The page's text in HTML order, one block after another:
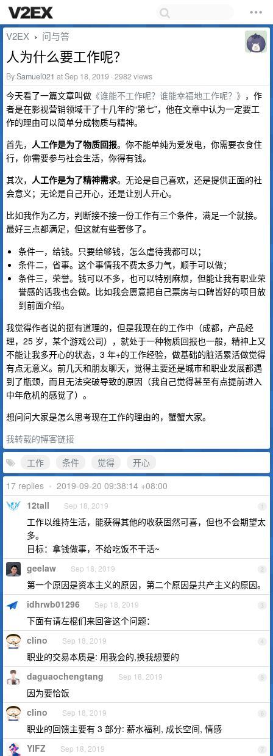
V2EX › 问与答
人为什么要工作呢？
BySamuel021 at Sep 18, 2019 · 2982 views
今天看了一篇文章叫做 《谁能不工作呢？谁能幸福地工作呢？》 ，作
者是在影视营销领域干了十几年的“第七”，他在文章中认为一定要工
作的理由可以简单分成物质与精神。
首先， 人工作是为了物质回报。你不能单纯为爱发电，你需要衣食住
行，你需要参与社会生活，你得有钱。
其次， 人工作是为了精神需求。无论是自己喜欢，还是提供正面的社
会意义；无论是自己开心，还是让别人开心。
比如我作为乙方，判断接不接一份工作有三个条件，满足一个就接。
最好三点都满足，但这就有些奢侈了。
条件一，给钱。只要给够钱，怎么虐待我都可以；
条件二，省事。这个事情我不费太多力气，顺手可以做；
条件三，荣誉。钱可以不多，也可以特别麻烦，但能让我有职业荣
誉感的话我也会做。比如我会愿意把自己票房与口碑皆好的项目放
到前面介绍。
我觉得作者说的挺有道理的，但是我现在的工作中（成都，产品经
理，25 岁，某个游戏公司），就处于一种物质回报也一般，精神上又
不能让我多开心的状态，3 年+的工作经验，做基础的脏活累活做觉得
有点无意义。前几天和朋友聊天，觉得主要还是城市和职业发展都遇
到了瓶颈，而且无法突破导致的原因（我自己觉得甚至有点提前进入
中年危机的感觉了）。
想问问大家是怎么思考现在工作的理由的，蟹蟹大家。
我转载的博客链接
工作
条件 觉得
开心
17 replies • 2019-09-20 09:38:14 +08:00
1
12tall Sep 18, 2019
工作以维持生活，能获得其他的收获固然可喜，但也不会期望太
多。
目标：拿钱做事，不给吃饭不干活~
2
geelaw Sep 18, 2019
第一个原因是资本主义的原因，第二个原因是共产主义的原因。
3
idhrwb01296 Sep 18, 2019
下面有请左棍们来回答这个问题：
4
clino Sep 18, 2019
职业的交易本质是: 用我会的,换我想要的
5
daguaochengtang Sep 18, 2019
因为要恰饭
6
clino Sep 18, 2019
职业的回馈主要有 3 部分: 薪水福利, 成长空间, 情感
7
YIFZ Sep 18, 2019